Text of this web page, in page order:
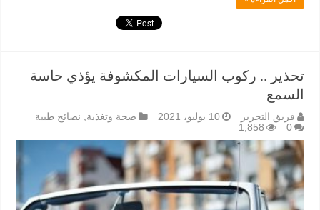
تحذير .. ركوب السيارات المكشوفة يؤذي حاسة
السمع
فريق التحرير 10 يوليو، 2021 صحة وتغذية
نصائح طبية
0
1,858